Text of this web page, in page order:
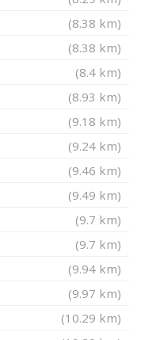
(8.38 km)
(8.38 km)
(8.4 km)
(8.93 km)
(9.18 km)
(9.24 km)
(9.46 km)
(9.49 km)
(9.7 km)
(9.7 km)
(9.94 km)
(9.97 km)
(10.29 km)